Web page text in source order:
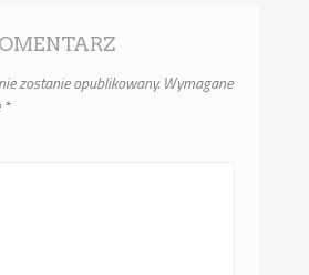
zostanie opublikowany. Wymagane
*